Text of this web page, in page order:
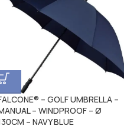
– GOLF UMBRELLA –
– WINDPROOF – Ø
– NAVY BLUE